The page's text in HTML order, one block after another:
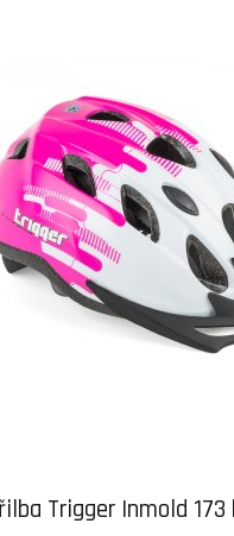
Trigger Inmold